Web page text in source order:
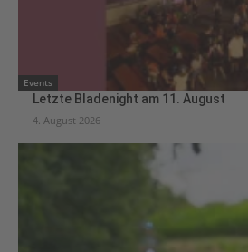
Events
Letzte Bladenight am 11. August
4. August 2026